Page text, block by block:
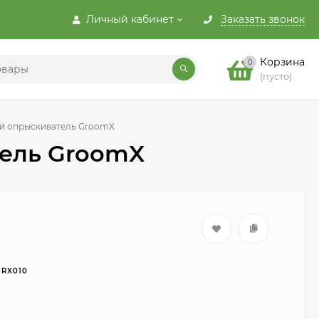
Личный кабинет Заказать звонок
0 Корзина
(пусто)
опрыскиватель GroomX
GroomX